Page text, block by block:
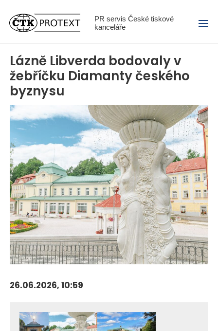
PR servis České tiskové
kanceláře
Menu
Lázně Libverda bodovaly v
žebříčku Diamanty českého
byznysu
26.06.2026, 10:59